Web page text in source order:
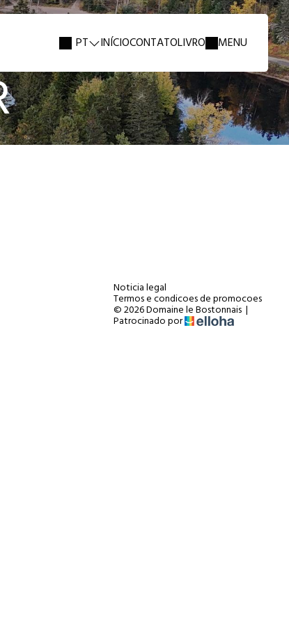
PT INÍCIOCONTATOLIVRO MENU
Noticia legal
Termos e condicoes de promocoes
© 2026 Domaine le Bostonnais |
Patrocinado por